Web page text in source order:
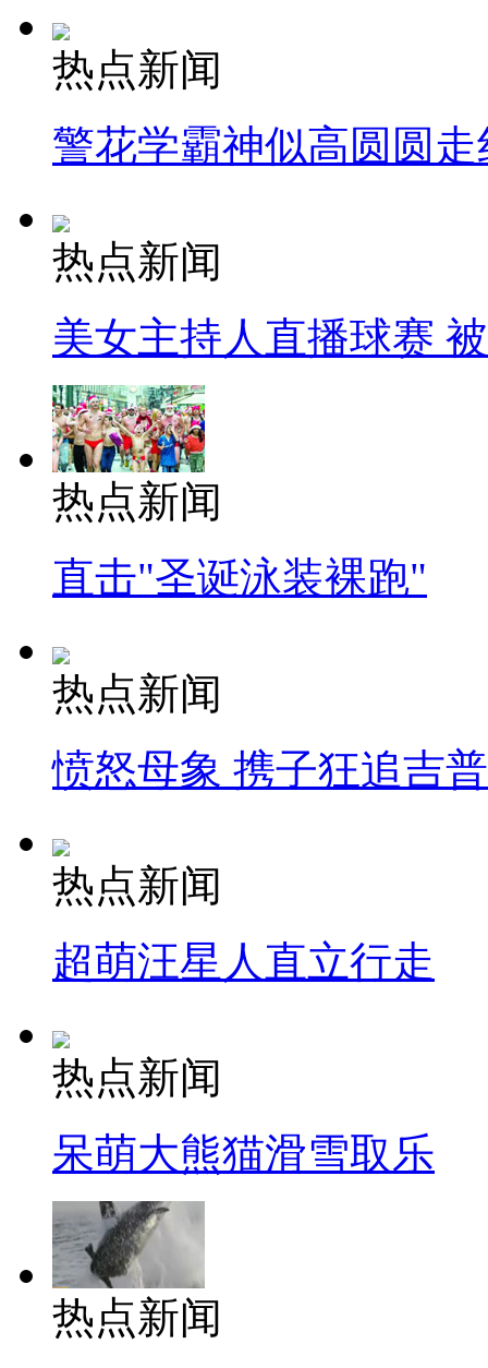
热点新闻
警花学霸神似高圆圆走
热点新闻
美女主持人直播球赛
热点新闻
直击"圣诞泳装裸跑"
热点新闻
愤怒母象 携子狂追吉
热点新闻
超萌汪星人直立行走
热点新闻
呆萌大熊猫滑雪取乐
热点新闻